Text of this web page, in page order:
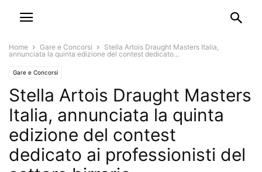
Home Gare e Concorsi
Stella Artois Draught Masters Italia,
annunciata la quinta edizione del contest dedicato...
Gare e Concorsi
Stella Artois Draught Masters
Italia, annunciata la quinta
edizione del contest
dedicato ai professionisti del